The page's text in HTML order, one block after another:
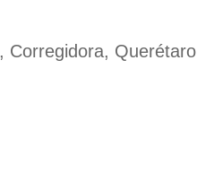
Corregidora, Querétaro